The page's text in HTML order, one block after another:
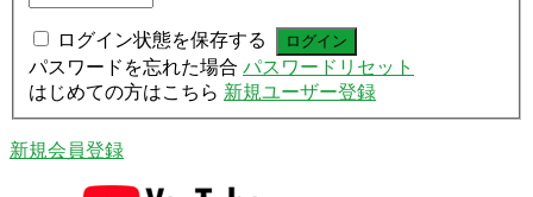
ログイン状態を保存する
パスワードを忘れた場合 パスワードリセット
はじめての方はこちら 新規ユーザー登録
新規会員登録